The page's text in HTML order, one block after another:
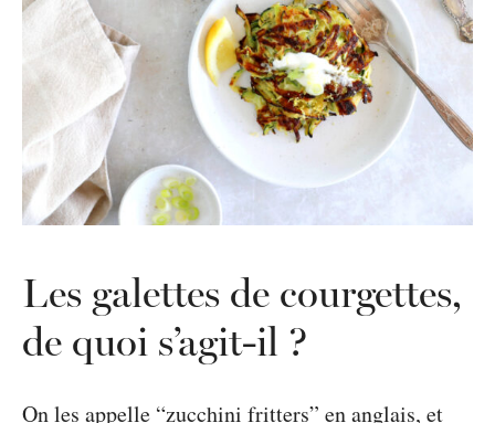
Les galettes de courgettes,
de quoi s’agit-il ?
On les appelle “zucchini fritters” en anglais, et